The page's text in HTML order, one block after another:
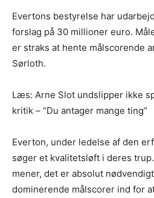
Evertons bestyrelse har
forslag på 30 millioner euro.
er straks at hente målscorende
Sørloth.
Læs: Arne Slot undslipper ikke
kritik – “Du antager mange ting”
Everton, under ledelse af den
søger et kvalitetsløft i deres
mener, det er absolut
dominerende målscorer ind for